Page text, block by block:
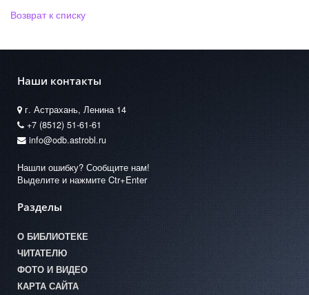
Возврат к списку
Наши контакты
г. Астрахань, Ленина 14
+7 (8512) 51-61-61
info@odb.astrobl.ru
Нашли ошибку? Сообщите нам!
Выделите и нажмите Ctr+Enter
Разделы
О БИБЛИОТЕКЕ
ЧИТАТЕЛЮ
ФОТО И ВИДЕО
КАРТА САЙТА